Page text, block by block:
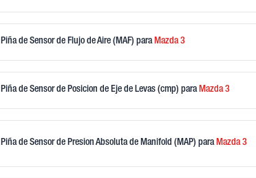
Piña de Sensor de Flujo de Aire (MAF) paraMazda3
Piña de Sensor de Posicion de Eje de Levas (cmp) paraMazda3
Piña de Sensor de Presion Absoluta de Manifold (MAP) paraMazda3